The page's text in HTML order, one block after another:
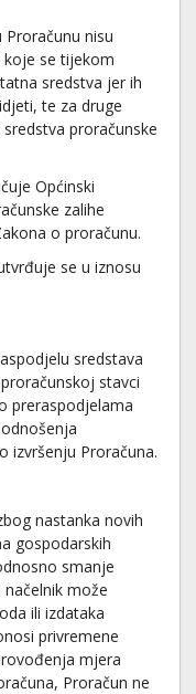
nisu
koje se tijekom
sredstva jer ih
te za druge
proračunske
Općinski
zalihe
o proračunu.
se u iznosu
sredstava
stavci
preraspodjelama
izvršenju Proračuna.
nastanka novih
gospodarskih
smanje
može
ili izdataka
privremene
mjera
Proračun ne